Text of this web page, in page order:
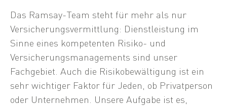
Das Ramsay-Team steht für mehr als nur
Versicherungsvermittlung: Dienstleistung im
Sinne eines kompetenten Risiko- und
Versicherungsmanagements sind unser
Fachgebiet. Auch die Risikobewältigung ist ein
sehr wichtiger Faktor für Jeden, ob Privatperson
oder Unternehmen. Unsere Aufgabe ist es,